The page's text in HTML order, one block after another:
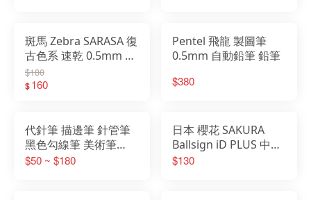
斑馬 Zebra SARASA 復
古色系 速乾 0.5mm 鋼
珠筆 日本製 5入套組
$180
$160
Pentel 飛龍 製圖筆
0.5mm 自動鉛筆 鉛筆
$380
代針筆 描邊筆 針管筆
黑色勾線筆 美術筆
GENVANA
$50 ~ $180
日本 櫻花 SAKURA
Ballsign iD PLUS 中性
筆 黑
$130